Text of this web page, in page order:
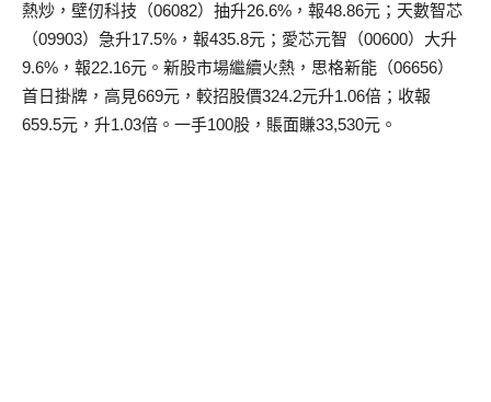
熱炒，壁仞科技（06082）抽升26.6%，報48.86元；天數智芯
（09903）急升17.5%，報435.8元；愛芯元智（00600）大升
9.6%，報22.16元。新股市場繼續火熱，思格新能（06656）
首日掛牌，高見669元，較招股價324.2元升1.06倍；收報
659.5元，升1.03倍。一手100股，賬面賺33,530元。